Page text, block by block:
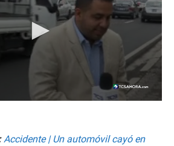
Accidente | Un automóvil cayó en